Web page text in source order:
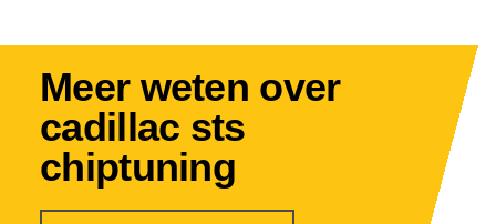
Meer weten over
cadillac sts
chiptuning